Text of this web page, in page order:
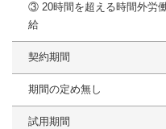
③ 20時間を超える時間外労
給
契約期間
期間の定め無し
試用期間